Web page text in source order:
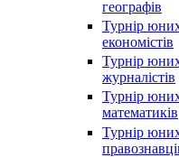
географів
Турнір
економістів
Турнір
журналістів
Турнір
математиків
Турнір